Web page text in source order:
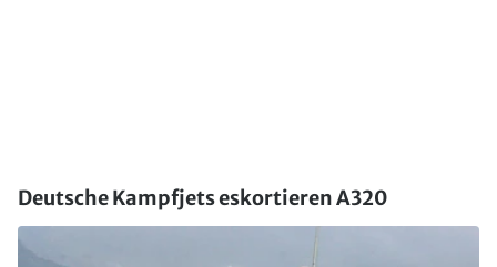
Deutsche Kampfjets eskortieren A320